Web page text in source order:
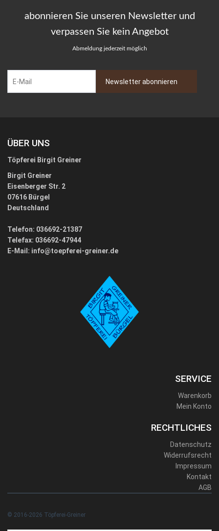
abonnieren Sie unseren Newsletter und
verpassen Sie kein Angebot
Abmeldung jederzeit möglich
ÜBER UNS
Töpferei Birgit Greiner
Birgit Greiner
Eisenberger Str. 2
07616 Bürgel
Deutschland
Telefon: 036692-21387
Telefax: 036692-47944
E-Mail: info@toepferei-greiner.de
SERVICE
Warenkorb
Mein Konto
RECHTLICHES
Datenschutz
Widerrufsrecht
Impressum
Kontakt
AGB
© 2016-2026 Töpferei-Greiner